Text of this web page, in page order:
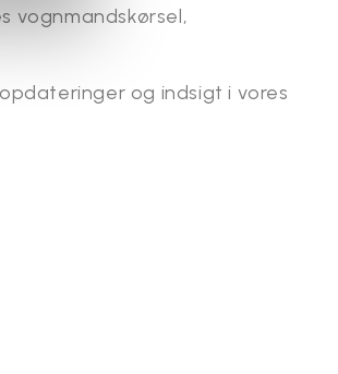
vognmandskørsel,
og indsigt i vores